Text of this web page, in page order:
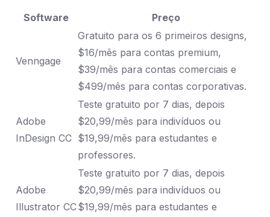
Software Preço
Venngage
Gratuito para os 6 primeiros designs,
$16/mês para contas premium,
$39/mês para contas comerciais e
$499/mês para contas corporativas.
Adobe
InDesign CC
Teste gratuito por 7 dias, depois
$20,99/mês para indivíduos ou
$19,99/mês para estudantes e
professores.
Adobe
Illustrator CC
Teste gratuito por 7 dias, depois
$20,99/mês para indivíduos ou
$19,99/mês para estudantes e